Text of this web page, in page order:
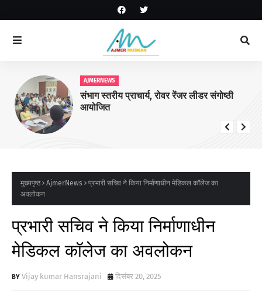
AJMERNEWS
संभाग स्तरीय प्राचार्य, रोवर रेंजर लीडर संगोष्ठी
आयोजित
मुख्यपृष्ठ AjmerNews
प्रभारी सचिव ने किया निर्माणाधीन मेडिकल कॉलेज का
अवलोकन
प्रभारी सचिव ने किया निर्माणाधीन
मेडिकल कॉलेज का अवलोकन
Vijay kumar Hansrajani दिसंबर 20, 2025